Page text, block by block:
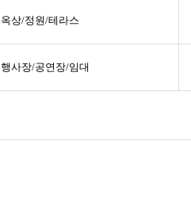
옥상/정원/테라스
행사장/공연장/임대